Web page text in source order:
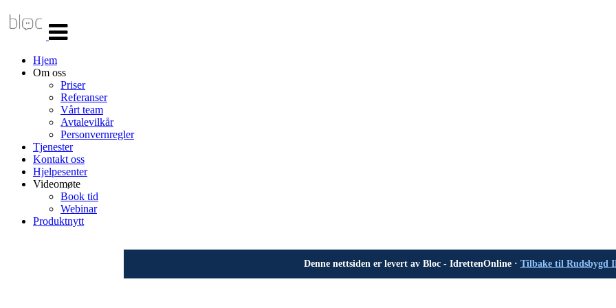
navigasjon
Hjem
Om oss
Priser
Referanser
Vårt team
Avtalevilkår
Personvernregler
Tjenester
Kontakt oss
Hjelpesenter
Videomøte
Book tid
Webinar
Produktnytt
Denne nettsiden er levert av Bloc - IdrettenOnline · Tilbake til Rudsbygd